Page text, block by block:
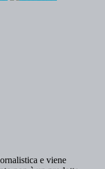
e viene